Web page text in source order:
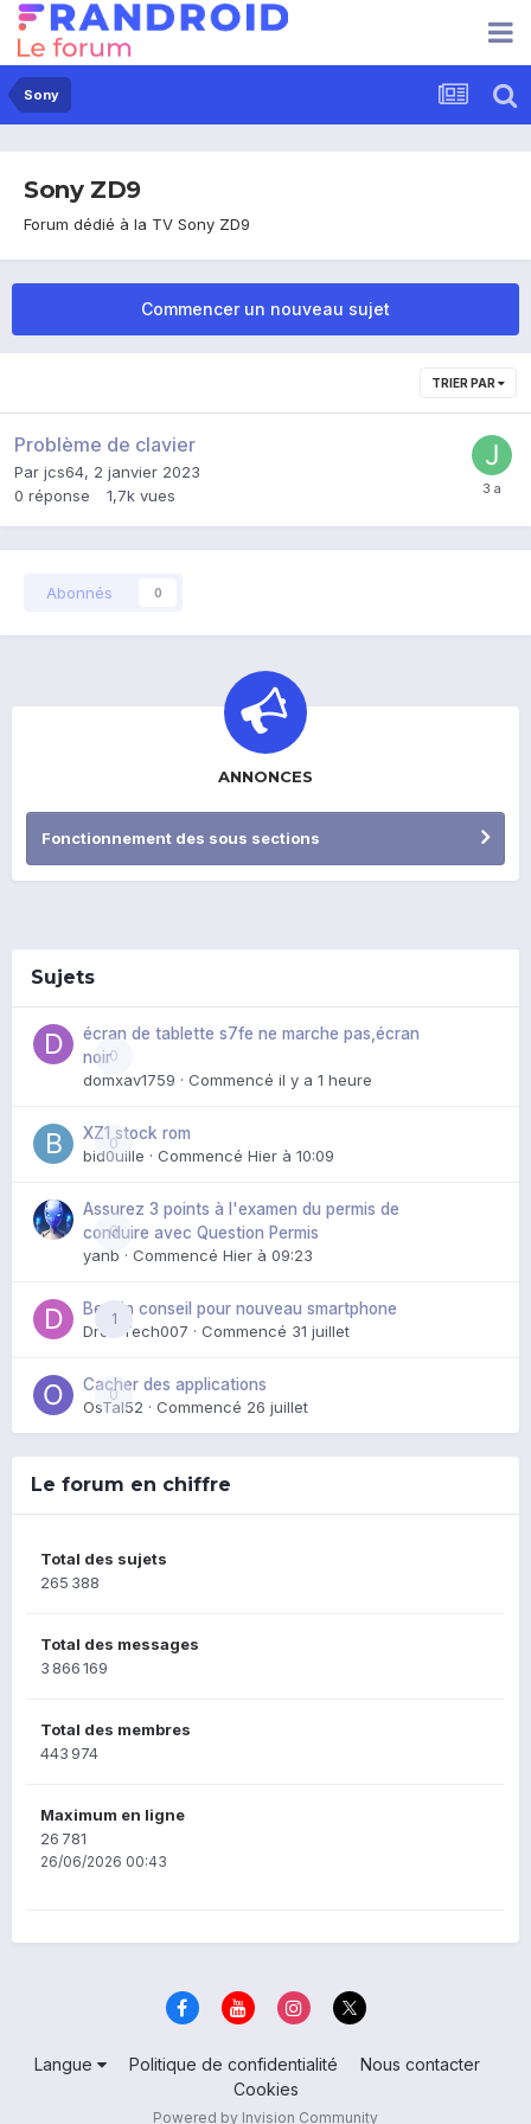
Sony
Sony ZD9
Forum dédié à la TV Sony ZD9
Commencer un nouveau sujet
TRIER PAR
Problème de clavier
Par jcs64, 2 janvier 2023
0 réponse 1,7k vues
Abonnés 0
ANNONCES
Fonctionnement des sous sections
Sujets
0
écran de tablette s7fe ne marche pas,écran
noir
domxav1759 · Commencé il y a 1 heure
0
XZ1 stock rom
bid0uille · Commencé Hier à 10:09
0
Assurez 3 points à l'examen du permis de
conduire avec Question Permis
yanb · Commencé Hier à 09:23
1
Besoin conseil pour nouveau smartphone
DroidTech007 · Commencé 31 juillet
0
Cacher des applications
OsTal52 · Commencé 26 juillet
Le forum en chiffre
Total des sujets
265 388
Total des messages
3 866 169
Total des membres
443 974
Maximum en ligne
26 781
26/06/2026 00:43
Langue Politique de confidentialité
Nous contacter
Cookies
Powered by Invision Community